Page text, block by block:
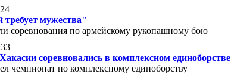
мужества"
соревнования по армейскому рукопашному бою
соревновались в комплексном единоборстве
чемпионат по комплексному единоборству